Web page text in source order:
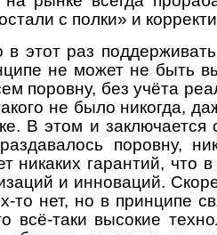
с полки» и
в этот раз
не может не быть
поровну, без учёта
не было никогда,
В этом и
поровну,
гарантий, что в
и инноваций.
то нет, но в принципе
всё-таки высокие